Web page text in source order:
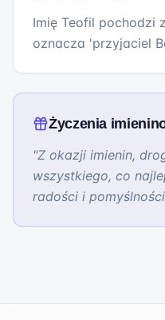
Imię Teofil pochodzi
oznacza 'przyjaciel
Życzenia
"Z okazji imienin,
wszystkiego, co
radości i